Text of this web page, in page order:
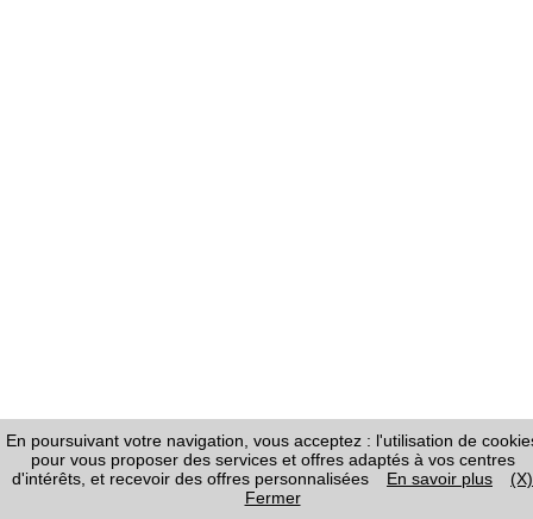
En poursuivant votre navigation, vous acceptez : l'utilisation de
pour vous proposer des services et offres adaptés à vos centres
d'intérêts, et recevoir des offres personnalisées
En savoir plus
(X)
Fermer